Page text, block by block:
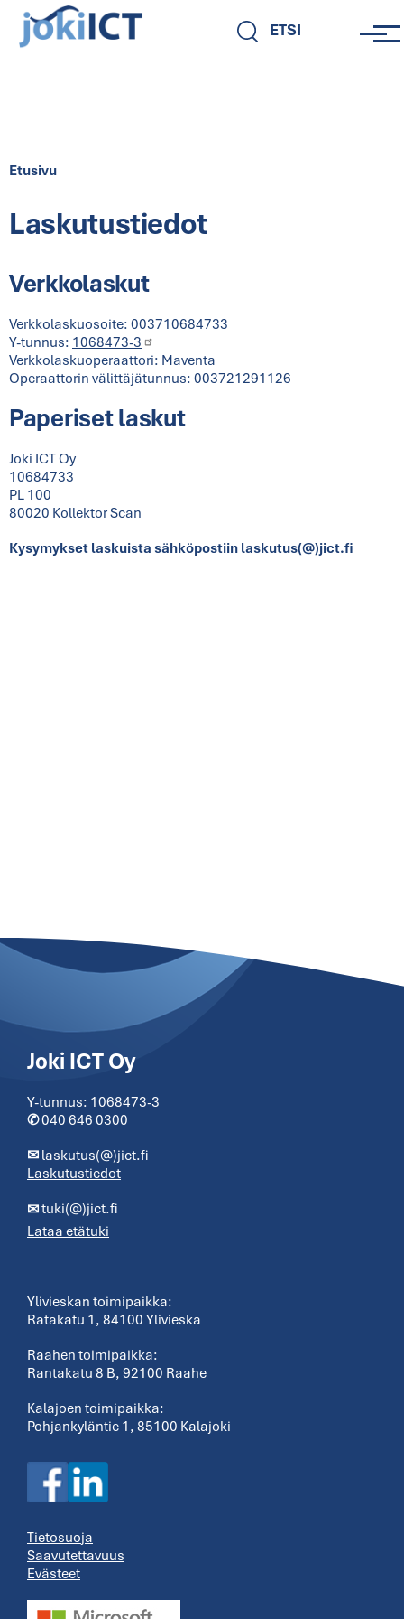
Hyppää pääsisältöön
ETSI
Murupolku
Etusivu
Laskutustiedot
Verkkolaskut
Verkkolaskuosoite: 003710684733
Y-tunnus: 1068473-3
Verkkolaskuoperaattori: Maventa
Operaattorin välittäjätunnus: 003721291126
Paperiset laskut
Joki ICT Oy
10684733
PL 100
80020 Kollektor Scan
Kysymykset laskuista sähköpostiin laskutus(@)jict.fi
Joki ICT Oy
Y-tunnus: 1068473-3
✆040 646 0300
✉ laskutus(@)jict.fi
Laskutustiedot
✉tuki(@)jict.fi
Lataa etätuki
Ylivieskan toimipaikka:
Ratakatu 1, 84100 Ylivieska
Raahen toimipaikka:
Rantakatu 8 B, 92100 Raahe
Kalajoen toimipaikka:
Pohjankyläntie 1, 85100 Kalajoki
Tietosuoja
Saavutettavuus
Evästeet